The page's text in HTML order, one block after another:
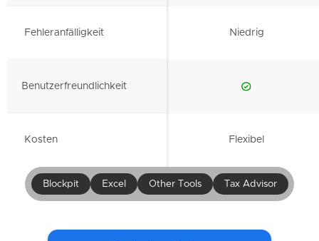
Fehleranfälligkeit Niedrig
Benutzerfreundlichkeit
Kosten Flexibel
Blockpit Excel Other Tools Tax Advisor